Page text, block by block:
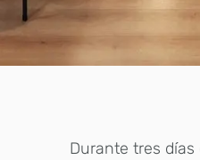
Durante tres